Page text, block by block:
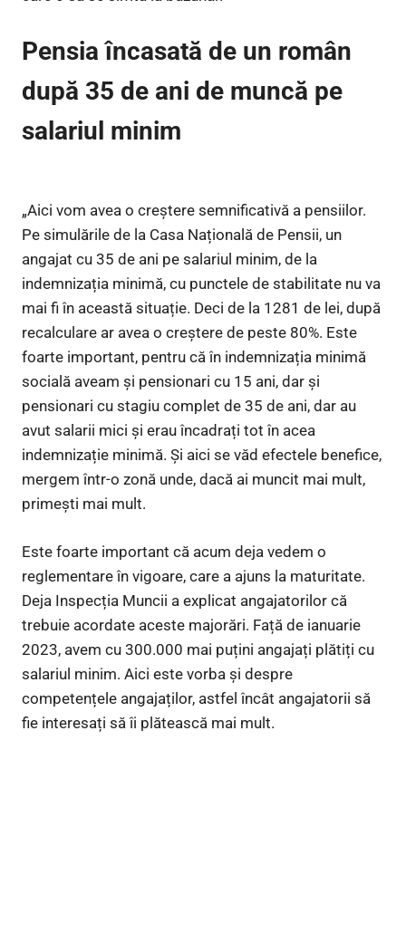
Pensia încasată de un român
după 35 de ani de muncă pe
salariul minim
„Aici vom avea o creștere semnificativă a pensiilor.
Pe simulările de la Casa Națională de Pensii, un
angajat cu 35 de ani pe salariul minim, de la
indemnizația minimă, cu punctele de stabilitate nu va
mai fi în această situație. Deci de la 1281 de lei, după
recalculare ar avea o creștere de peste 80%. Este
foarte important, pentru că în indemnizația minimă
socială aveam și pensionari cu 15 ani, dar și
pensionari cu stagiu complet de 35 de ani, dar au
avut salarii mici și erau încadrați tot în acea
indemnizație minimă. Și aici se văd efectele benefice,
mergem într-o zonă unde, dacă ai muncit mai mult,
primești mai mult.
Este foarte important că acum deja vedem o
reglementare în vigoare, care a ajuns la maturitate.
Deja Inspecția Muncii a explicat angajatorilor că
trebuie acordate aceste majorări. Față de ianuarie
2023, avem cu 300.000 mai puțini angajați plătiți cu
salariul minim. Aici este vorba și despre
competențele angajaților, astfel încât angajatorii să
fie interesați să îi plătească mai mult.